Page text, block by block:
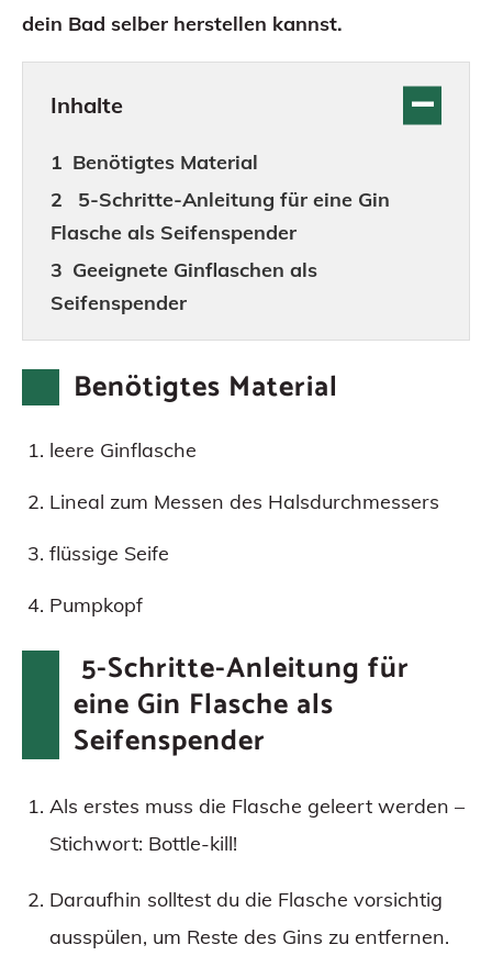
dein Bad selber herstellen kannst.
Inhalte
Benötigtes Material
5-Schritte-Anleitung für eine Gin
Flasche als Seifenspender
Geeignete Ginflaschen als
Seifenspender
Benötigtes Material
leere Ginflasche
Lineal zum Messen des Halsdurchmessers
flüssige Seife
Pumpkopf
5-Schritte-Anleitung für
eine Gin Flasche als
Seifenspender
Als erstes muss die Flasche geleert werden –
Stichwort: Bottle-kill!
Daraufhin solltest du die Flasche vorsichtig
ausspülen, um Reste des Gins zu entfernen.